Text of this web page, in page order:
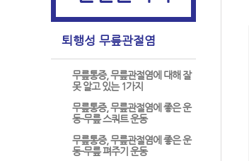
퇴행성 무릎관절염
무릎통증, 무릎관절염에 대해 잘
못 알고 있는 1가지
무릎통증, 무릎관절염에 좋은 운
동-무릎 스쿼트 운동
무릎통증, 무릎관절염에 좋은 운
동-무릎 펴주기 운동